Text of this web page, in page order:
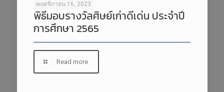
พฤศจิกายน 16, 2023
พิธีมอบรางวัลศิษย์เก่าดีเด่น ประจำปี
การศึกษา 2565
Read more